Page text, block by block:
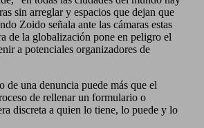
sin arreglar y espacios que dejan que
Zoido señala ante las cámaras estas
de la globalización pone en peligro el
a potenciales organizadores de
de una denuncia puede más que el
de rellenar un formulario o
discreta a quien lo tiene, lo puede y lo